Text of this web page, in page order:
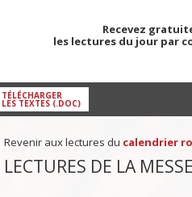
Recevez
les lectures du jour par
TÉLÉCHARGER
LES TEXTES (.DOC)
Revenir aux lectures du calendrier
LECTURES DE LA MESSE